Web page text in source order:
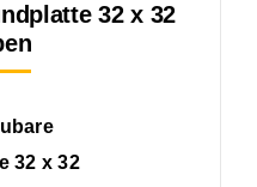
32 x 32
32 x 32